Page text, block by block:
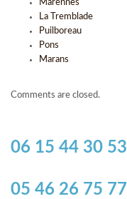
Marennes
La Tremblade
Puilboreau
Pons
Marans
Comments are closed.
06 15 44 30 53
05 46 26 75 77